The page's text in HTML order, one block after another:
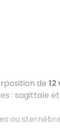
de
: sagittale
ou